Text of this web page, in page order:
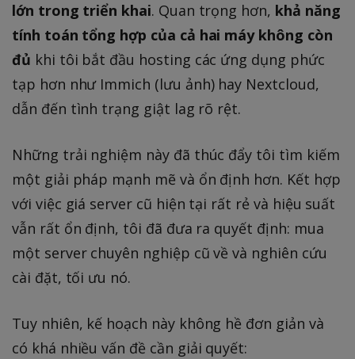
lớn trong triển khai. Quan trọng hơn, khả năng
tính toán tổng hợp của cả hai máy không còn
đủ khi tôi bắt đầu hosting các ứng dụng phức
tạp hơn như Immich (lưu ảnh) hay Nextcloud,
dẫn đến tình trạng giật lag rõ rệt.
Những trải nghiệm này đã thúc đẩy tôi tìm kiếm
một giải pháp mạnh mẽ và ổn định hơn. Kết hợp
với việc giá server cũ hiện tại rất rẻ và hiệu suất
vẫn rất ổn định, tôi đã đưa ra quyết định: mua
một server chuyên nghiệp cũ về và nghiên cứu
cài đặt, tối ưu nó.
Tuy nhiên, kế hoạch này không hề đơn giản và
có khá nhiều vấn đề cần giải quyết: